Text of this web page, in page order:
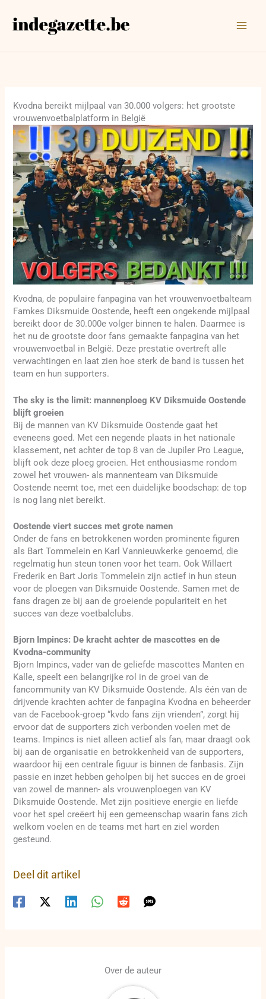
naar
Kvodna bereikt mijlpaal van 30.000 volgers: het grootste
vrouwenvoetbalplatform in België
Kvodna, de populaire fanpagina van het vrouwenvoetbalteam
Famkes Diksmuide Oostende, heeft een ongekende mijlpaal
bereikt door de 30.000e volger binnen te halen. Daarmee is
het nu de grootste door fans gemaakte fanpagina van het
vrouwenvoetbal in België. Deze prestatie overtreft alle
verwachtingen en laat zien hoe sterk de band is tussen het
team en hun supporters.
The sky is the limit: mannenploeg KV Diksmuide Oostende
blijft groeien
Bij de mannen van KV Diksmuide Oostende gaat het
eveneens goed. Met een negende plaats in het nationale
klassement, net achter de top 8 van de Jupiler Pro League,
blijft ook deze ploeg groeien. Het enthousiasme rondom
zowel het vrouwen- als mannenteam van Diksmuide
Oostende neemt toe, met een duidelijke boodschap: de top
is nog lang niet bereikt.
Oostende viert succes met grote namen
Onder de fans en betrokkenen worden prominente figuren
als Bart Tommelein en Karl Vannieuwkerke genoemd, die
regelmatig hun steun tonen voor het team. Ook Willaert
Frederik en Bart Joris Tommelein zijn actief in hun steun
voor de ploegen van Diksmuide Oostende. Samen met de
fans dragen ze bij aan de groeiende populariteit en het
succes van deze voetbalclubs.
Bjorn Impincs: De kracht achter de mascottes en de
Kvodna-community
Bjorn Impincs, vader van de geliefde mascottes Manten en
Kalle, speelt een belangrijke rol in de groei van de
fancommunity van KV Diksmuide Oostende. Als één van de
drijvende krachten achter de fanpagina Kvodna en beheerder
van de Facebook-groep “kvdo fans zijn vrienden”, zorgt hij
ervoor dat de supporters zich verbonden voelen met de
teams. Impincs is niet alleen actief als fan, maar draagt ook
bij aan de organisatie en betrokkenheid van de supporters,
waardoor hij een centrale figuur is binnen de fanbasis. Zijn
passie en inzet hebben geholpen bij het succes en de groei
van zowel de mannen- als vrouwenploegen van KV
Diksmuide Oostende. Met zijn positieve energie en liefde
voor het spel creëert hij een gemeenschap waarin fans zich
welkom voelen en de teams met hart en ziel worden
gesteund.
Deel dit artikel
Over de auteur